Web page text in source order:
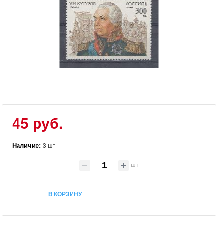
45 руб.
Наличие:3 шт
шт
В КОРЗИНУ